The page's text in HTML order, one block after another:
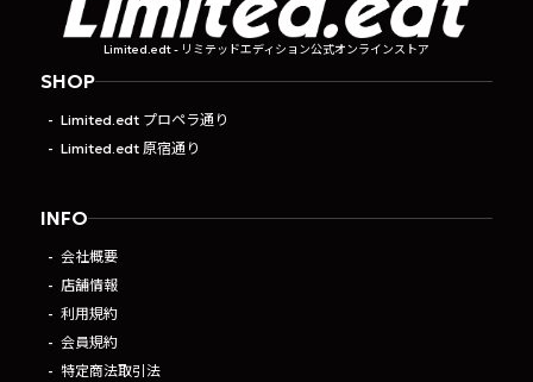
Limited.edt - リミテッドエディション公式オンラインストア
SHOP
Limited.edt プロペラ通り
Limited.edt 原宿通り
INFO
会社概要
店舗情報
利用規約
会員規約
特定商法取引法